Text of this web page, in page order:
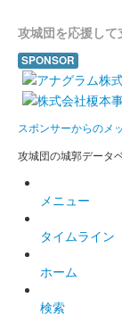
本庄城 御
販売終了
限定5枚
本庄城 御
販売終了
限定15枚
本庄城 御
攻城団を応援して
SPONSOR
スポンサーからのメ
攻城団の城郭データ
メニュー
タイムライン
ホーム
検索